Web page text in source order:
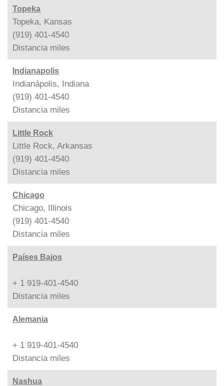
Topeka
Topeka, Kansas
(919) 401-4540
Distancia miles
Indianapolis
Indianápolis, Indiana
(919) 401-4540
Distancia miles
Little Rock
Little Rock, Arkansas
(919) 401-4540
Distancia miles
Chicago
Chicago, Illinois
(919) 401-4540
Distancia miles
Países Bajos
+ 1 919-401-4540
Distancia miles
Alemania
+ 1 919-401-4540
Distancia miles
Nashua